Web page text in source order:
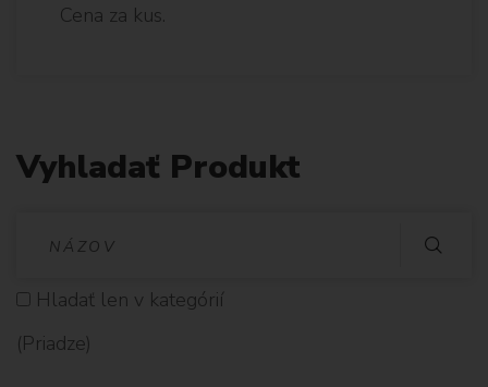
Cena za kus.
Vyhladať Produkt
Hladať len v kategórií
(Priadze)